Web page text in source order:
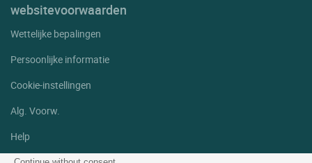
websitevoorwaarden
Wettelijke bepalingen
Persoonlijke informatie
Cookie-instellingen
Alg. Voorw.
Help